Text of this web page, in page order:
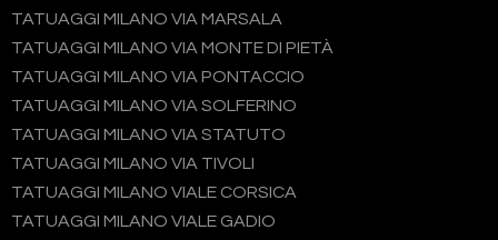
TATUAGGI MILANO VIA MARSALA
TATUAGGI MILANO VIA MONTE DI PIETÀ
TATUAGGI MILANO VIA PONTACCIO
TATUAGGI MILANO VIA SOLFERINO
TATUAGGI MILANO VIA STATUTO
TATUAGGI MILANO VIA TIVOLI
TATUAGGI MILANO VIALE CORSICA
TATUAGGI MILANO VIALE GADIO